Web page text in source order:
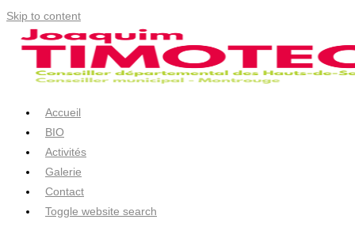
Skip to content
Accueil
BIO
Activités
Galerie
Contact
Toggle website search